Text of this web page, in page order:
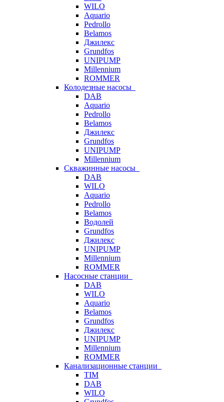
WILO
Aquario
Pedrollo
Belamos
Джилекс
Grundfos
UNIPUMP
Millennium
ROMMER
Колодезные насосы
DAB
Aquario
Pedrollo
Belamos
Джилекс
Grundfos
UNIPUMP
Millennium
Скважинные насосы
DAB
WILO
Aquario
Pedrollo
Belamos
Водолей
Grundfos
Джилекс
UNIPUMP
Millennium
ROMMER
Насосные станции
DAB
WILO
Aquario
Belamos
Grundfos
Джилекс
UNIPUMP
Millennium
ROMMER
Канализационные станции
TIM
DAB
WILO